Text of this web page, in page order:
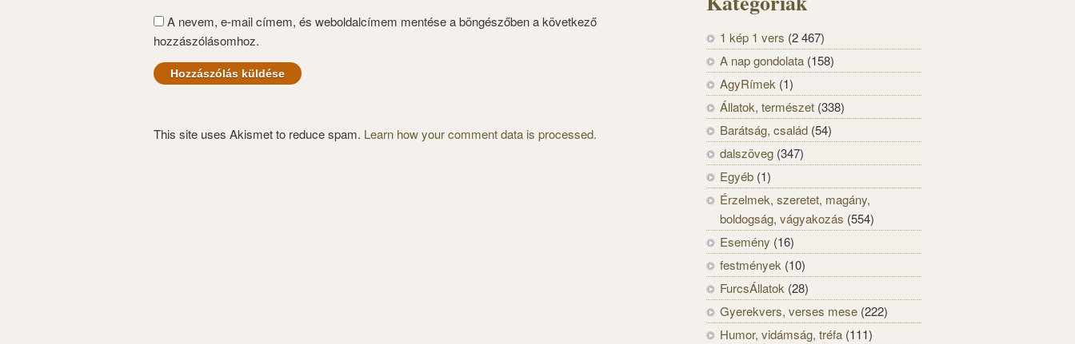
A nevem, e-mail címem, és weboldalcímem mentése a böngészőben a következő
hozzászólásomhoz.
This site uses Akismet to reduce spam. Learn how your comment data is processed.
1 kép 1 vers (2 467)
A nap gondolata (158)
AgyRímek (1)
Állatok, természet (338)
Barátság, család (54)
dalszöveg (347)
Egyéb (1)
Érzelmek, szeretet, magány,
boldogság, vágyakozás (554)
Esemény (16)
festmények (10)
FurcsÁllatok (28)
Gyerekvers, verses mese (222)
Humor, vidámság, tréfa (111)